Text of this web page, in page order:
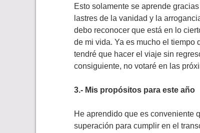
Esto solamente se aprende
lastres de la vanidad y la
debo reconocer que está en lo
de mi vida. Ya es mucho el tiempo
tendré que hacer el viaje sin
consiguiente, no votaré en las
3.- Mis propósitos para este año
He aprendido que es conveniente
superación para cumplir en el